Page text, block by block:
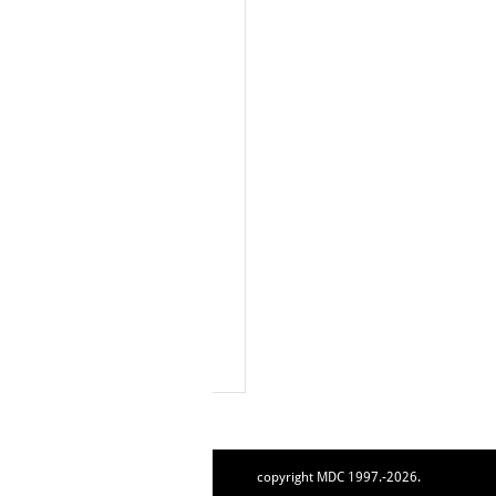
copyright MDC 1997.-2026.